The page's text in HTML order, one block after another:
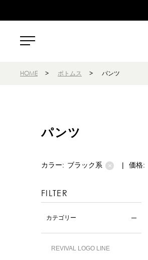
HOME > ボトムス > パンツ
パンツ
カラー: ブラック系 × | 価格:
FILTER
カテゴリー
REVIVAL LOGO LINE